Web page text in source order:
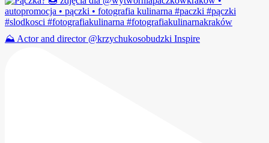
⛰️ Actor and director @krzychukosobudzki Inspire